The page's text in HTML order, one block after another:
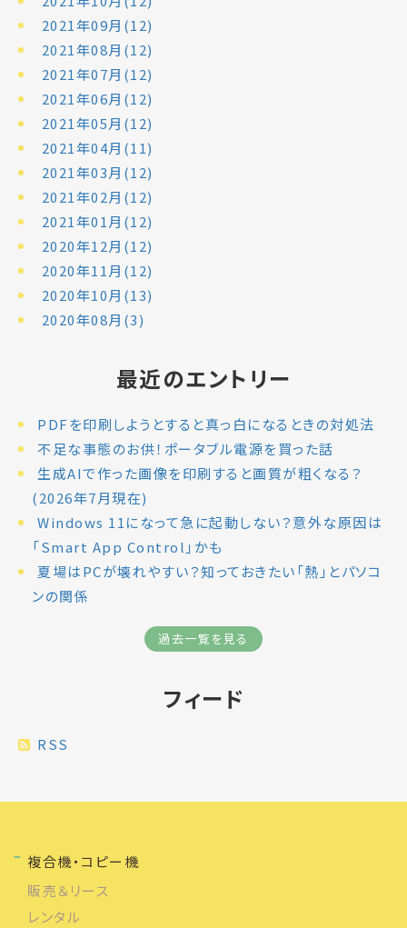
2021年09月(12)
2021年08月(12)
2021年07月(12)
2021年06月(12)
2021年05月(12)
2021年04月(11)
2021年03月(12)
2021年02月(12)
2021年01月(12)
2020年12月(12)
2020年11月(12)
2020年10月(13)
2020年08月(3)
最近のエントリー
PDFを印刷しようとすると真っ白になるときの対処法
不足な事態のお供！ポータブル電源を買った話
生成AIで作った画像を印刷すると画質が粗くなる？
(2026年7月現在)
Windows 11になって急に起動しない？意外な原因は
「Smart App Control」かも
夏場はPCが壊れやすい？知っておきたい「熱」とパソコ
ンの関係
過去一覧を見る
フィード
RSS
複合機・コピー機
販売＆リース
レンタル